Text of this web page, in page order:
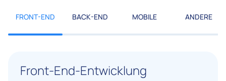
FRONT-END BACK-END MOBILE ANDERE
Front-End-Entwicklung